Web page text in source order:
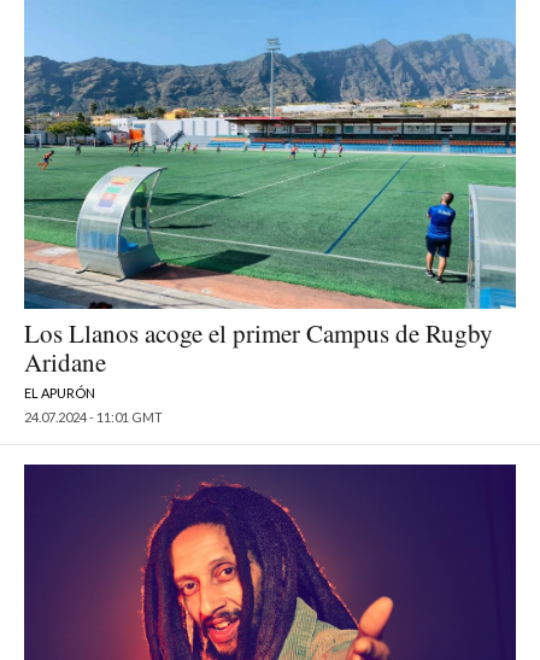
Los Llanos acoge el primer Campus de Rugby
Aridane
EL APURÓN
24.07.2024 - 11:01 GMT